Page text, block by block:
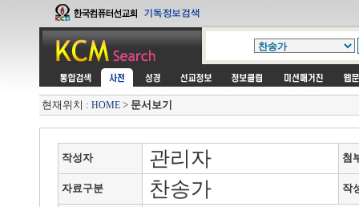
현재위치 : HOME > 문서보기
작성자 관리자 첨
자료구분 찬송가 작